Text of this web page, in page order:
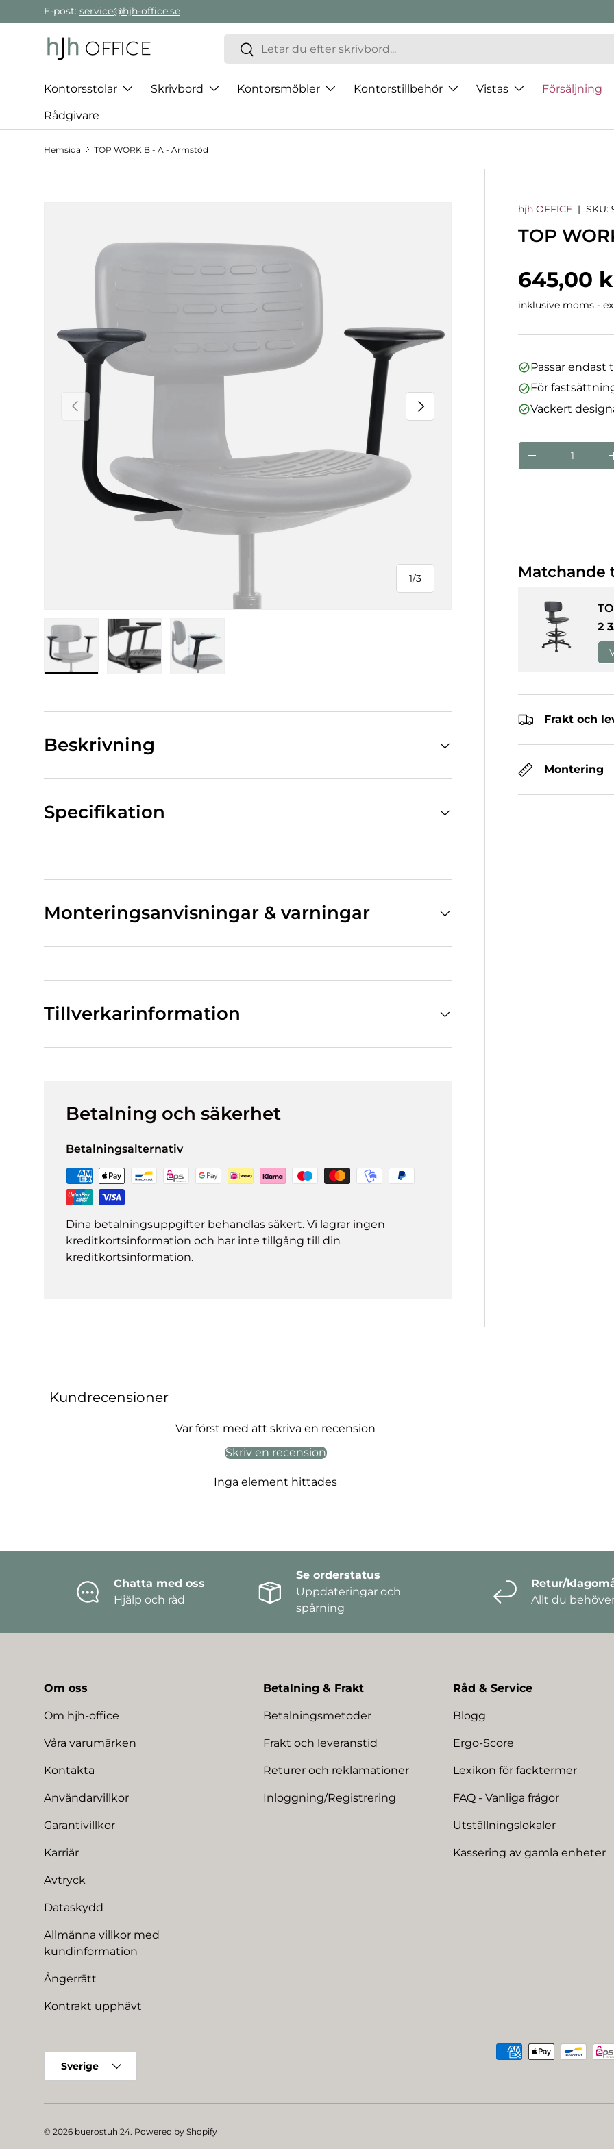
Gå direkt till innehållet
E-post: service@hjh-office.se
Sök
Sök
Kontorsstolar Skrivbord Kontorsmöbler Kontorstillbehör Vistas Försäljning
Rådgivare
Hemsida TOP WORK B - A - Armstöd
Föregående
1/
från
3
Nästa
hjh OFFICE |SKU:
TOP
645,00
inklusive moms -
Passar endast
För
Vackert
nummer
Minska
Matchande
2
Frakt och
Montering
Beskrivning
Specifikation
Monteringsanvisningar & varningar
Tillverkarinformation
Betalning och säkerhet
Betalningsalternativ
Dina betalningsuppgifter behandlas säkert. Vi lagrar ingen
kreditkortsinformation och har inte tillgång till din
kreditkortsinformation.
Kundrecensioner
Var först med att skriva en recension
Skriv en recension
Inga element hittades
Chatta med oss
Hjälp och råd
Se orderstatus
Uppdateringar och
spårning
Retur/
Allt du
Om oss
Om hjh-office
Våra varumärken
Kontakta
Användarvillkor
Garantivillkor
Karriär
Avtryck
Dataskydd
Allmänna villkor med
kundinformation
Ångerrätt
Kontrakt upphävt
Betalning & Frakt
Betalningsmetoder
Frakt och leveranstid
Returer och reklamationer
Inloggning/Registrering
Råd & Service
Blogg
Ergo-Score
Lexikon för facktermer
FAQ - Vanliga frågor
Utställningslokaler
Kassering av gamla enheter
Betalningsmetoder
Sverige
© 2026 buerostuhl24. Powered by Shopify